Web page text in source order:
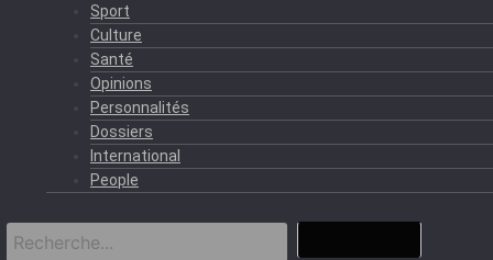
Sport
Culture
Santé
Opinions
Personnalités
Dossiers
International
People